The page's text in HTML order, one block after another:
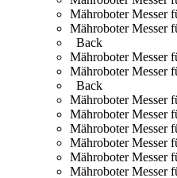
Mähroboter Messer
Mähroboter Messer
Back
Mähroboter Messer
Mähroboter Messer
Back
Mähroboter Messer
Mähroboter Messer
Mähroboter Messer
Mähroboter Messer
Mähroboter Messer
Mähroboter Messer